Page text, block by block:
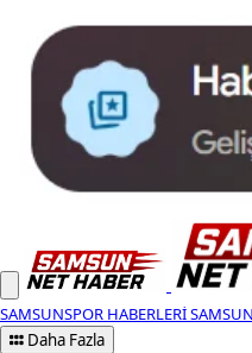
SAMSUNSPOR HABERLERI
Daha Fazla